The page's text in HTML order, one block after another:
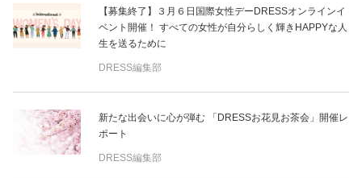
【募集終了】３月６日国際女性デーDRESSオンラインイ
ベント開催！ すべての女性が自分らしく輝きHAPPYな人
生を送るために
DRESS編集部
新たな出会いに心が弾む 「DRESSお花見お茶会」開催レ
ポート
DRESS編集部